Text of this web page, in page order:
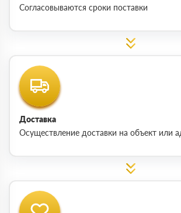
Согласовываются сроки поставки
Доставка
Осуществление доставки на объект или